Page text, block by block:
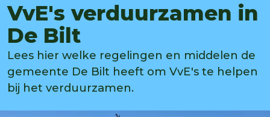
VvE's verduurzamen in
De Bilt
Lees hier welke regelingen en middelen de
gemeente De Bilt heeft om VvE's te helpen
bij het verduurzamen.